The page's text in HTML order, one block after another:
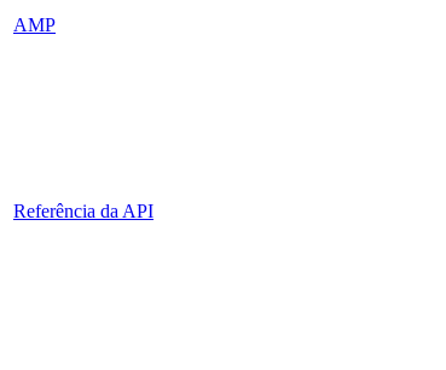
AMP
Referência da API